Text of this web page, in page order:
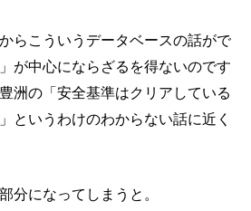
らこういうデータベースの話がで
が中心にならざるを得ないのです
洲の「安全基準はクリアしている
というわけのわからない話に近く
分になってしまうと。